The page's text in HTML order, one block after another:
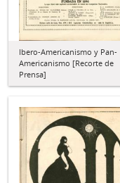
Ibero-Americanismo y Pan-
Americanismo [Recorte de
Prensa]